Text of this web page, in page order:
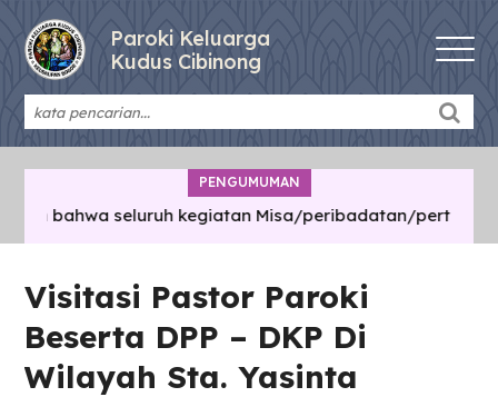
Paroki Keluarga
Kudus Cibinong
PENGUMUMAN
seluruh kegiatan Misa/peribadatan/pertemuan di
Visitasi Pastor Paroki
Beserta DPP – DKP Di
Wilayah Sta. Yasinta